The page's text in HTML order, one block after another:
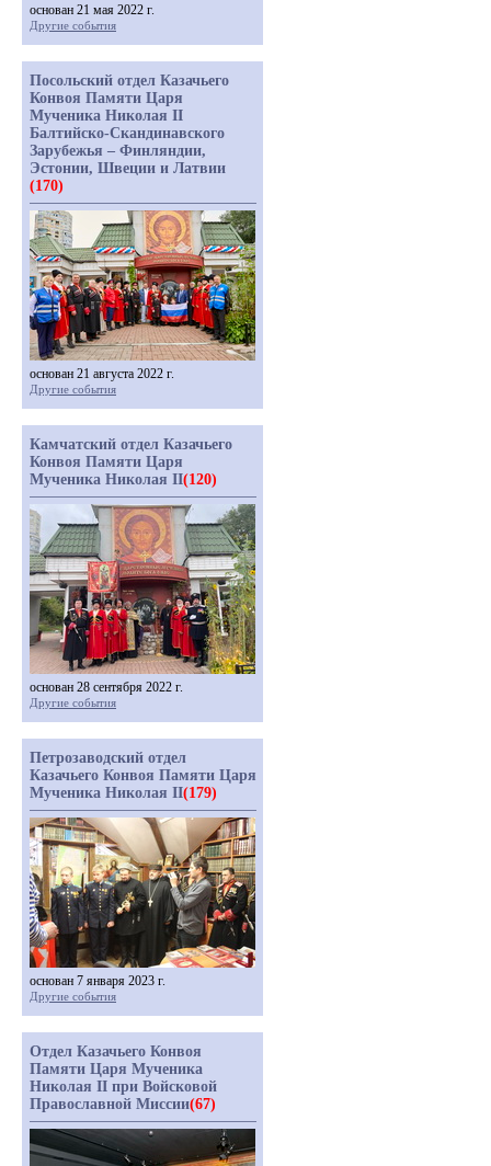
основан 21 мая 2022 г.
Другие события
Посольский отдел Казачьего
Конвоя Памяти Царя
Мученика Николая II
Балтийско-Скандинавского
Зарубежья – Финляндии,
Эстонии, Швеции и Латвии
(170)
основан 21 августа 2022 г.
Другие события
Камчатский отдел Казачьего
Конвоя Памяти Царя
Мученика Николая II(120)
основан 28 сентября 2022 г.
Другие события
Петрозаводский отдел
Казачьего Конвоя Памяти Царя
Мученика Николая II(179)
основан 7 января 2023 г.
Другие события
Отдел Казачьего Конвоя
Памяти Царя Мученика
Николая II при Войсковой
Православной Миссии(67)